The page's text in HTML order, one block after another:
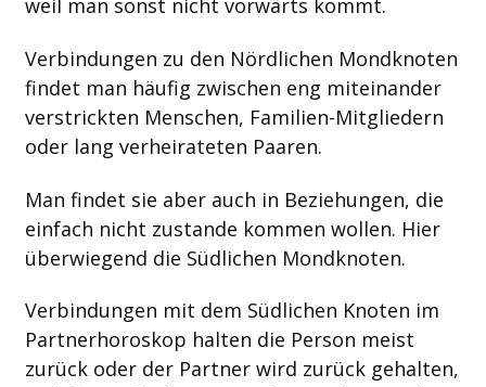
weil man sonst nicht vorwärts kommt.
Verbindungen zu den Nördlichen Mondknoten
findet man häufig zwischen eng miteinander
verstrickten Menschen, Familien-Mitgliedern
oder lang verheirateten Paaren.
Man findet sie aber auch in Beziehungen, die
einfach nicht zustande kommen wollen. Hier
überwiegend die Südlichen Mondknoten.
Verbindungen mit dem Südlichen Knoten im
Partnerhoroskop halten die Person meist
zurück oder der Partner wird zurück gehalten,